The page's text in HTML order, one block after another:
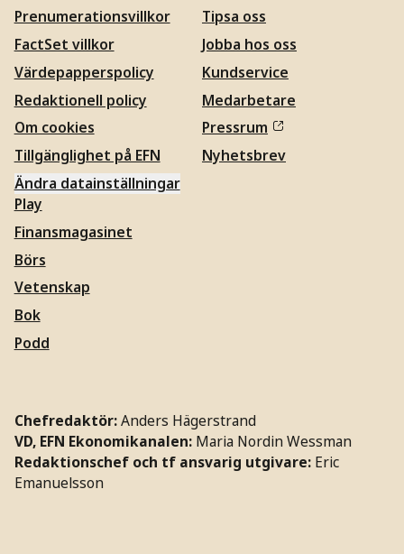
Prenumerationsvillkor
FactSet villkor
Värdepapperspolicy
Redaktionell policy
Om cookies
Tillgänglighet på EFN
Ändra datainställningar
Tipsa oss
Jobba hos oss
Kundservice
Medarbetare
Pressrum
Nyhetsbrev
Play
Finansmagasinet
Börs
Vetenskap
Bok
Podd
Chefredaktör:Anders Hägerstrand
VD, EFN Ekonomikanalen: Maria Nordin Wessman
Redaktionschef och tf ansvarig utgivare: Eric
Emanuelsson